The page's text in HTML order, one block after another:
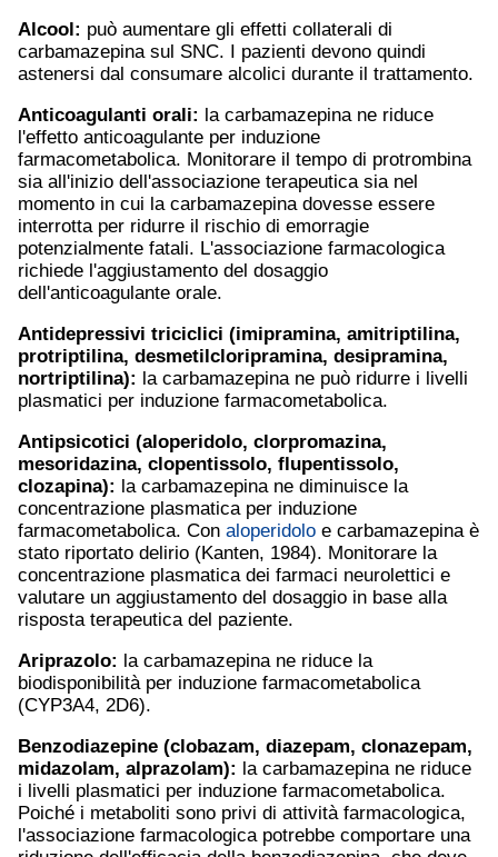
Alcool: può aumentare gli effetti collaterali di
carbamazepina sul SNC. I pazienti devono quindi
astenersi dal consumare alcolici durante il trattamento.
Anticoagulanti orali: la carbamazepina ne riduce
l'effetto anticoagulante per induzione
farmacometabolica. Monitorare il tempo di protrombina
sia all'inizio dell'associazione terapeutica sia nel
momento in cui la carbamazepina dovesse essere
interrotta per ridurre il rischio di emorragie
potenzialmente fatali. L'associazione farmacologica
richiede l'aggiustamento del dosaggio
dell'anticoagulante orale.
Antidepressivi triciclici (imipramina, amitriptilina,
protriptilina, desmetilcloripramina, desipramina,
nortriptilina): la carbamazepina ne può ridurre i livelli
plasmatici per induzione farmacometabolica.
Antipsicotici (aloperidolo, clorpromazina,
mesoridazina, clopentissolo, flupentissolo,
clozapina): la carbamazepina ne diminuisce la
concentrazione plasmatica per induzione
farmacometabolica. Con aloperidolo e carbamazepina è
stato riportato delirio (Kanten, 1984). Monitorare la
concentrazione plasmatica dei farmaci neurolettici e
valutare un aggiustamento del dosaggio in base alla
risposta terapeutica del paziente.
Ariprazolo: la carbamazepina ne riduce la
biodisponibilità per induzione farmacometabolica
(CYP3A4, 2D6).
Benzodiazepine (clobazam, diazepam, clonazepam,
midazolam, alprazolam): la carbamazepina ne riduce
i livelli plasmatici per induzione farmacometabolica.
Poiché i metaboliti sono privi di attività farmacologica,
l'associazione farmacologica potrebbe comportare una